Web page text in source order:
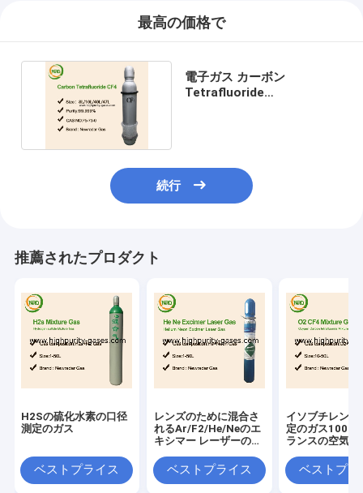
最高の価格で
電子ガス カーボン
Tetrafluoride
続行
推薦されたプロダクト
H2Sの硫化水素の口径
測定のガス
ベストプライス
レンズのために混合さ
れるAr/F2/He/Neのエ
キシマー レーザーのガ
シマーのレーザーを作
り出す
ベストプライス
イソブチレンの
定のガス100
ランスの空気電
ベストプラ